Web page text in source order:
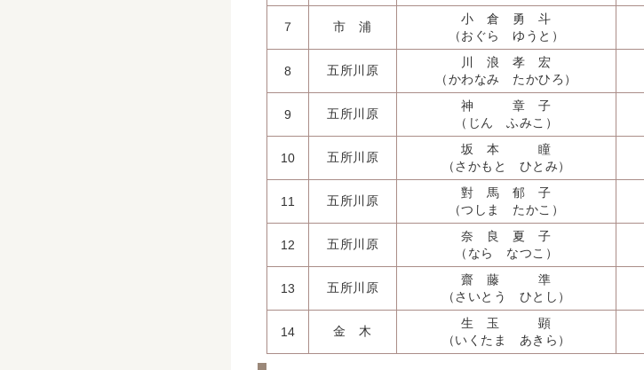
７ 市 浦
小 倉 勇 斗
（おぐら ゆうと）
8 五所川原
川 浪 孝 宏
（かわなみ たかひろ）
9 五所川原
神 章 子
（じん ふみこ）
10 五所川原
坂 本 瞳
（さかもと ひとみ）
11 五所川原
對 馬 郁 子
（つしま たかこ）
12 五所川原
奈 良 夏 子
（なら なつこ）
13 五所川原
齋 藤 準
（さいとう ひとし）
14 金 木
生 玉 顕
（いくたま あきら）